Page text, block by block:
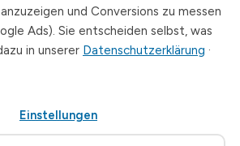
und Conversions zu messen
Ads). Sie entscheiden selbst, was
in unserer Datenschutzerklärung ·
Einstellungen